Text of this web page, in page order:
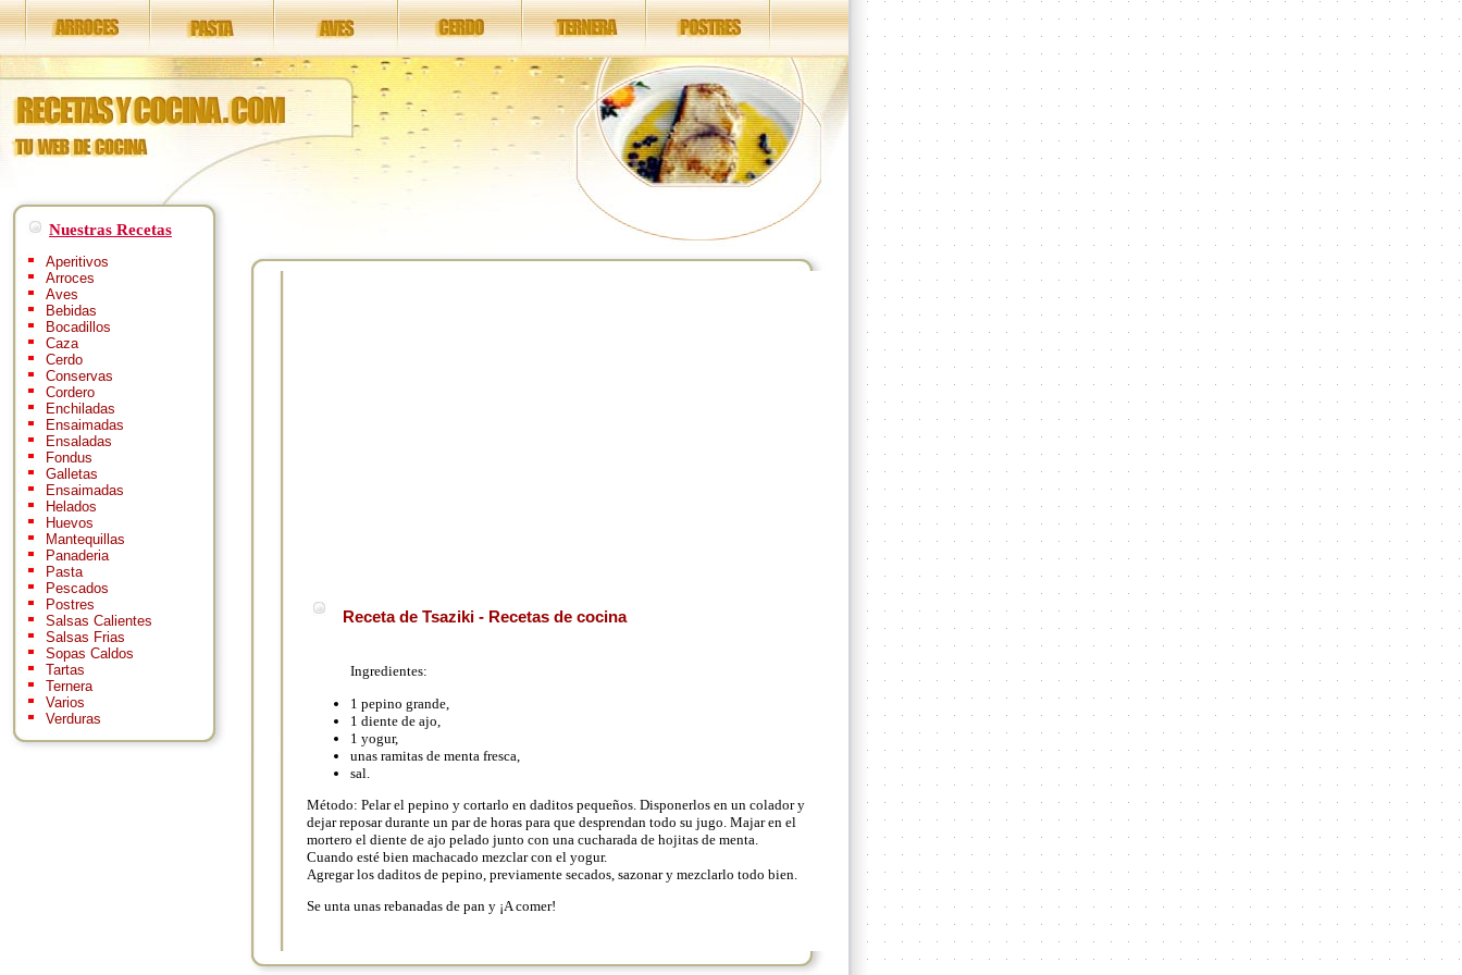
Nuestras Recetas
Aperitivos
Arroces
Aves
Bebidas
Bocadillos
Caza
Cerdo
Conservas
Cordero
Enchiladas
Ensaimadas
Ensaladas
Fondus
Galletas
Ensaimadas
Helados
Huevos
Mantequillas
Panaderia
Pasta
Pescados
Postres
Salsas Calientes
Salsas Frias
Sopas Caldos
Tartas
Ternera
Varios
Verduras
Receta de Tsaziki - Recetas de cocina
Ingredientes:
1 pepino grande,
1 diente de ajo,
1 yogur,
unas ramitas de menta fresca,
sal.
Método: Pelar el pepino y cortarlo en daditos pequeños. Disponerlos en un colador y
dejar reposar durante un par de horas para que desprendan todo su jugo. Majar en el
mortero el diente de ajo pelado junto con una cucharada de hojitas de menta.
Cuando esté bien machacado mezclar con el yogur.
Agregar los daditos de pepino, previamente secados, sazonar y mezclarlo todo bien.
Se unta unas rebanadas de pan y ¡A comer!